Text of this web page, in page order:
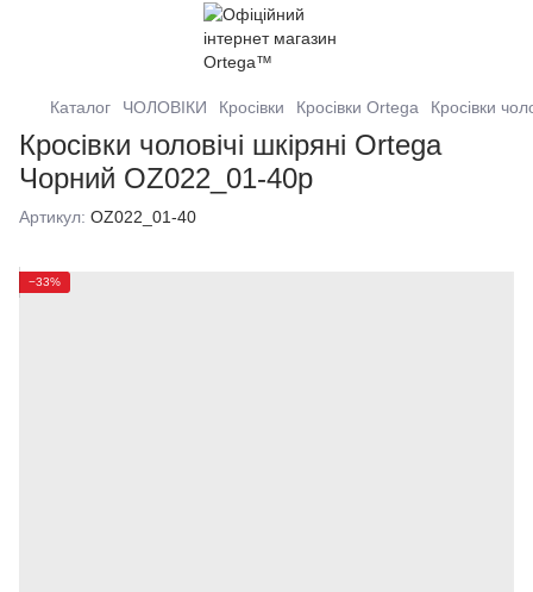
Каталог ЧОЛОВІКИ Кросівки Кросівки Ortega Кросівки
Кросівки чоловічі шкіряні Ortega
Чорний OZ022_01-40р
Артикул: OZ022_01-40
−33%